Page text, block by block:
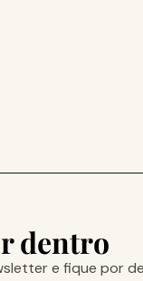
dentro
e fique por